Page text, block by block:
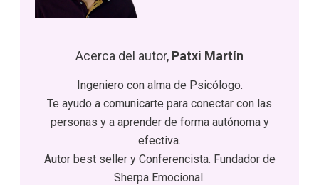
Acerca del autor, Patxi Martín
Ingeniero con alma de Psicólogo.
Te ayudo a comunicarte para conectar con las
personas y a aprender de forma autónoma y
efectiva.
Autor best seller y Conferencista. Fundador de
Sherpa Emocional.